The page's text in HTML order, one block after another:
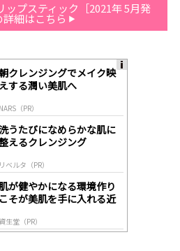
ップスティック［2021年 5月発
詳細はこちら
クレンジングでメイク映
えする潤い美肌へ
NARS（PR）
うたびになめらかな肌に
えるクレンジング
リベルタ（PR）
が健やかになる環境作り
こそが美肌を手に入れる近
資生堂（PR）